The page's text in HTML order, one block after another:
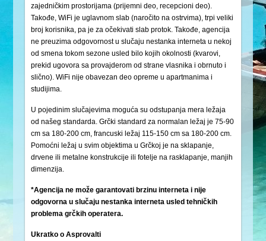
zajedničkim prostorijama (prijemni deo, recepcioni deo).
Takođe, WiFi je uglavnom slab (naročito na ostrvima), trpi veliki
broj korisnika, pa je za očekivati slab protok. Takođe, agencija
ne preuzima odgovornost u slučaju nestanka interneta u nekoj
od smena tokom sezone usled bilo kojih okolnosti (kvarovi,
prekid ugovora sa provajderom od strane vlasnika i obrnuto i
slično). WiFi nije obavezan deo opreme u apartmanima i
studijima.
U pojedinim slučajevima moguća su odstupanja mera ležaja
od našeg standarda. Grčki standard za normalan ležaj je 75-90
cm sa 180-200 cm, francuski ležaj 115-150 cm sa 180-200 cm.
Pomoćni ležaj u svim objektima u Grčkoj je na sklapanje,
drvene ili metalne konstrukcije ili fotelje na rasklapanje, manjih
dimenzija.
*Agencija ne može garantovati brzinu interneta i nije
odgovorna u slučaju nestanka interneta usled tehničkih
problema grčkih operatera.
Ukratko o Asprovalti